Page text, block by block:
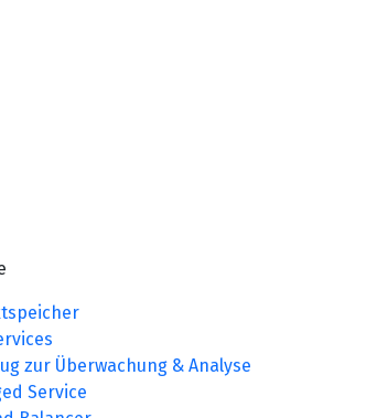
zur Überwachung & Analyse
Service